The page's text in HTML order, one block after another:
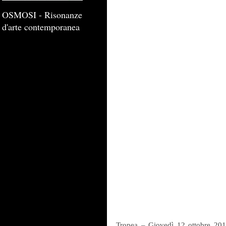
OSMOSI - Risonanze
d'arte contemporanea